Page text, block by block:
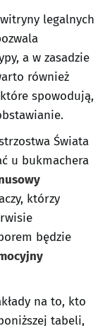
legalnych
a w zasadzie
również
spowodują,
Świata
u bukmachera
którzy
będzie
na to, kto
tabeli,